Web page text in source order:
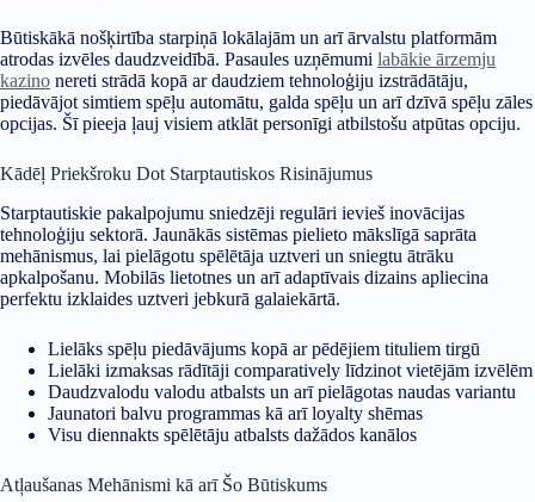
Būtiskākā nošķirtība starpiņā lokālajām un arī ārvalstu platformām
atrodas izvēles daudzveidībā. Pasaules uzņēmumi labākie ārzemju
kazino nereti strādā kopā ar daudziem tehnoloģiju izstrādātāju,
piedāvājot simtiem spēļu automātu, galda spēļu un arī dzīvā spēļu zāles
opcijas. Šī pieeja ļauj visiem atklāt personīgi atbilstošu atpūtas opciju.
Kādēļ Priekšroku Dot Starptautiskos Risinājumus
Starptautiskie pakalpojumu sniedzēji regulāri ievieš inovācijas
tehnоloģiju sektorā. Jaunākās sistēmas pielieto mākslīgā saprāta
mehānismus, lai pielāgotu spēlētāja uztveri un sniegtu ātrāku
apkalpošanu. Mobilās lietotnes un arī adaptīvais dizains apliecina
perfektu izklaides uztveri jebkurā galaiekārtā.
Lielāks spēļu piedāvājums kopā ar pēdējiem tituliem tirgū
Lielāki izmaksas rādītāji comparatively līdzinot vietējām izvēlēm
Daudzvalodu valodu atbalsts un arī pielāgotas naudas variantu
Jaunatori balvu programmas kā arī loyalty shēmas
Visu diennakts spēlētāju atbalsts dažādos kanālos
Atļaušanas Mehānismi kā arī Šo Būtiskums